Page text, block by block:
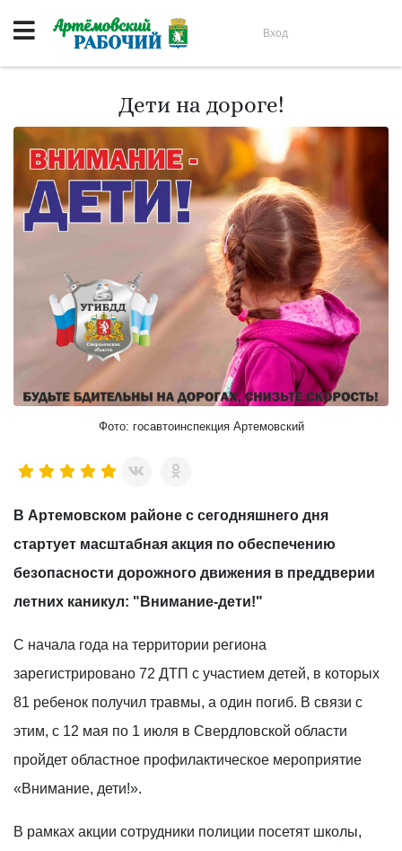
Вход
Дети на дороге!
Фото: госавтоинспекция Артемовский
В Артемовском районе с сегодняшнего дня
стартует масштабная акция по обеспечению
безопасности дорожного движения в преддверии
летних каникул: "Внимание-дети!"
С начала года на территории региона
зарегистрировано 72 ДТП с участием детей, в которых
81 ребенок получил травмы, а один погиб. В связи с
этим, с 12 мая по 1 июля в Свердловской области
пройдет областное профилактическое мероприятие
«Внимание, дети!».
В рамках акции сотрудники полиции посетят школы,